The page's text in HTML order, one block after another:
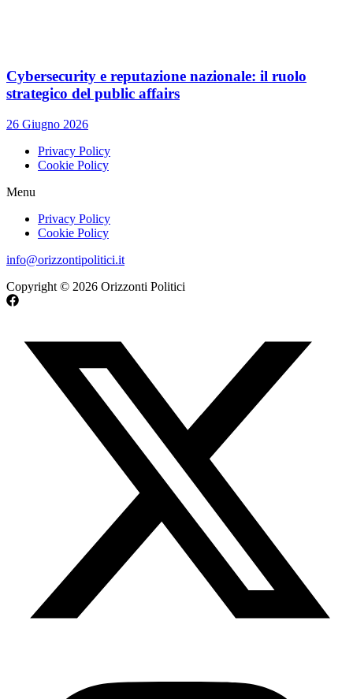
Cybersecurity e reputazione nazionale: il ruolo
strategico del public affairs
26 Giugno 2026
Privacy Policy
Cookie Policy
Menu
Privacy Policy
Cookie Policy
info@orizzontipolitici.it
Copyright © 2026 Orizzonti Politici